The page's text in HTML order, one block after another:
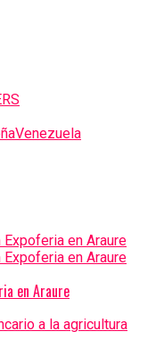
Venezuela
en Araure